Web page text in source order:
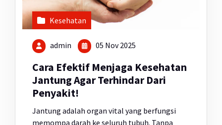
Kesehatan
admin 05 Nov 2025
Cara Efektif Menjaga Kesehatan
Jantung Agar Terhindar Dari
Penyakit!
Jantung adalah organ vital yang berfungsi
memompa darah ke seluruh tubuh. Tanpa